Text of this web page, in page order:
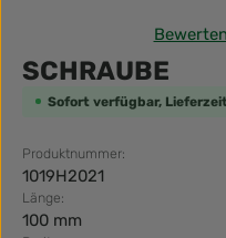
Durchschnittliche
Bewerten
SCHRAUBE
Sofort verfügbar,
Produktnummer:
1019H2021
Länge:
100 mm